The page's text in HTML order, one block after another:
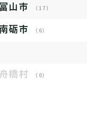
富山市 （17）
南砺市 （6）
舟橋村 （0）